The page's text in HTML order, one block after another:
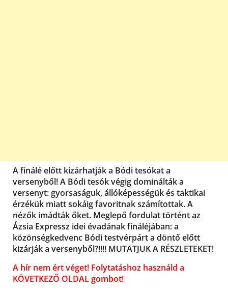
A finálé előtt kizárhatják a Bódi tesókat a
versenyből! A Bódi tesók végig dominálták a
versenyt: gyorsaságuk, állóképességük és taktikai
érzékük miatt sokáig favoritnak számítottak. A
nézők imádták őket. Meglepő fordulat történt az
Ázsia Expressz idei évadának fináléjában: a
közönségkedvenc Bódi testvérpárt a döntő előtt
kizárják a versenyből?!!!! MUTATJUK A RÉSZLETEKET!
A hír nem ért véget! Folytatáshoz használd a
KÖVETKEZŐ OLDAL gombot!